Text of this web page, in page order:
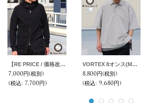
【RE PRICE / 価格改定】ソフトエアー裏毛3ボタンフードZIPパーカー【MADE IN JAPAN】『日本製』/ Upscape Audience
7,000円(税別)
(税込: 7,700円)
VORTEX 8オンス(MVS天竺) サイドスリット ボクシーAラインポロシャツ【MADE IN JAPAN】『日本製』/ Upscape Audience
8,800円(税別)
(税込: 9,680円)